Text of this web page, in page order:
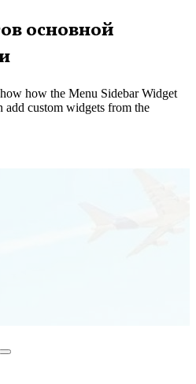
основной
how the Menu Sidebar Widget
add custom widgets from the